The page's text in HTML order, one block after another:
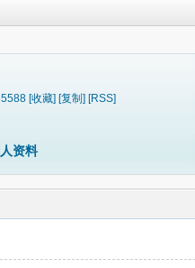
[收藏] [复制] [RSS]
资料